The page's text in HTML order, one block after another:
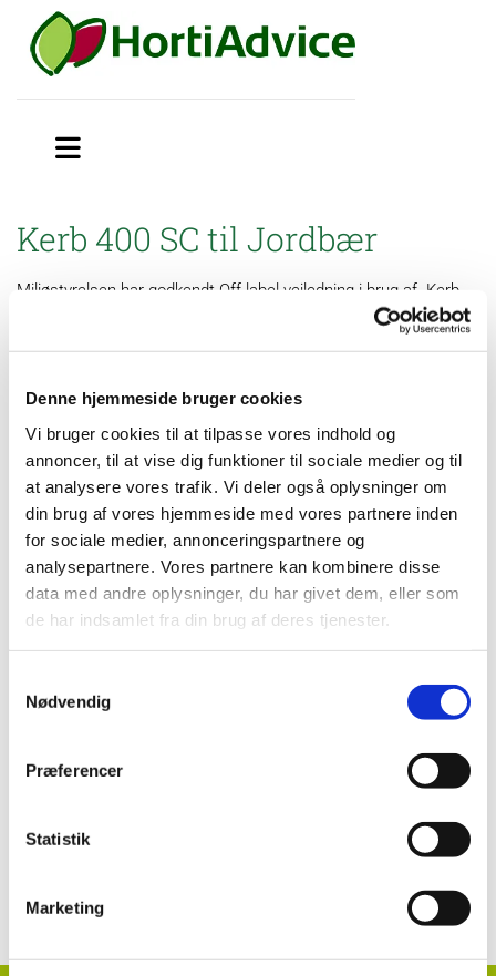
Denne hjemmeside bruger cookies
Vi bruger cookies til at tilpasse vores indhold og
annoncer, til at vise dig funktioner til sociale medier og til
at analysere vores trafik. Vi deler også oplysninger om
din brug af vores hjemmeside med vores partnere inden
for sociale medier, annonceringspartnere og
analysepartnere. Vores partnere kan kombinere disse
data med andre oplysninger, du har givet dem, eller som
de har indsamlet fra din brug af deres tjenester.
Nødvendig
Præferencer
Statistik
Marketing
Kerb 400 SC til Jordbær
Miljøstyrelsen har godkendt Off-label vejledning i brug af Kerb
400 SC i jordbær mod frøfremspirende græsukrudt og
OBS:
Godkendelsen af midlet ophører 31. juli 2026 og der
anvendelses- og opbevaringsforbud fra 28. februar 2027
Brugsanvisning
Kerb 400 SC til Jordbær